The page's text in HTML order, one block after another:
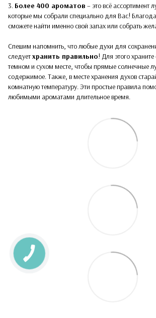
3. Более 400 ароматов – это всё ассортимент
которые мы собрали специально для Вас!
сможете найти именно свой запах или собрать
Спешим напомнить, что любые духи для
следуетхранить правильно! Для этого
темном и сухом месте, чтобы прямые солнечные
содержимое. Также, в месте хранения духов
комнатную температуру. Эти простые правила
любимыми ароматами длительное время.